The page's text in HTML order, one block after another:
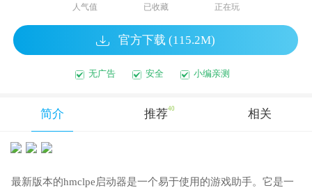
人气值 已收藏 正在玩
官方下载 (115.2M)
无广告 安全 小编亲测
简介 推荐40 相关
最新版本的hmclpe启动器是一个易于使用的游戏助手。它是一